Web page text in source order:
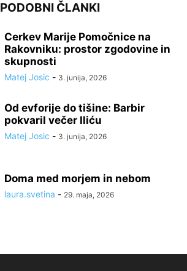
PODOBNI ČLANKI
Cerkev Marije Pomočnice na
Rakovniku: prostor zgodovine in
skupnosti
Matej Josic - 3. junija, 2026
Od evforije do tišine: Barbir
pokvaril večer Iliću
Matej Josic - 3. junija, 2026
Doma med morjem in nebom
laura.svetina - 29. maja, 2026